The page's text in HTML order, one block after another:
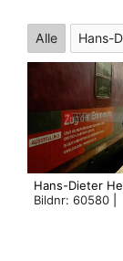
Alle Hans-
Hans-Dieter
Bildnr: 60580